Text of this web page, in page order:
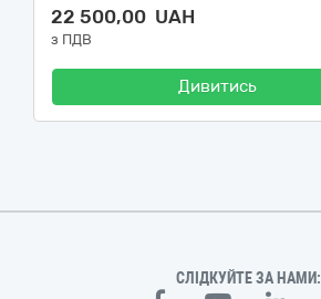
22 500,00 UAH
з ПДВ
Дивитись
СЛІДКУЙТЕ ЗА НАМИ: